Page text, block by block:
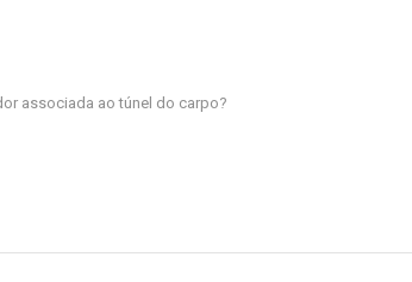
associada ao túnel do carpo?